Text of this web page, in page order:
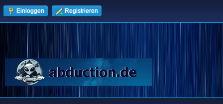
Einloggen Registrieren